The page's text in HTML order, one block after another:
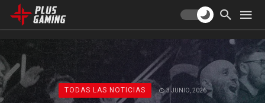
TODAS LAS NOTICIAS 3 JUNIO, 2026